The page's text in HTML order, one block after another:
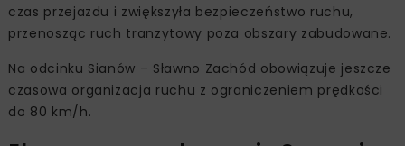
czas przejazdu i zwiększyła bezpieczeństwo ruchu,
przenosząc ruch tranzytowy poza obszary zabudowane.
Na odcinku Sianów – Sławno Zachód obowiązuje jeszcze
czasowa organizacja ruchu z ograniczeniem prędkości
do 80 km/h.